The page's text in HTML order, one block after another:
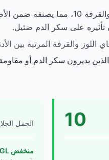
يبلغ المؤشر الجلايسيمي لـ شاي
يديرون سكر الدم أو
10 الحمل
منخفض GL